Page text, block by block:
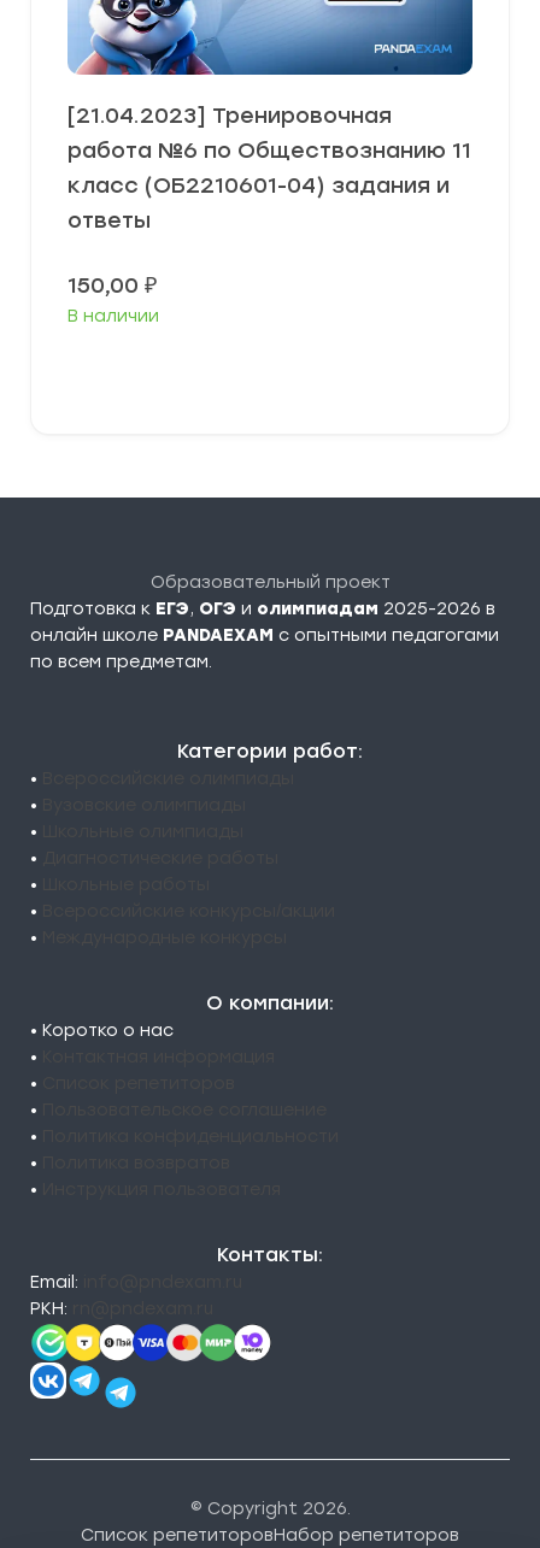
[21.04.2023] Тренировочная
работа №6 по Обществознанию 11
класс (ОБ2210601-04) задания и
ответы
150,00 ₽
В наличии
Образовательный проект
Подготовка к ЕГЭ, ОГЭ и олимпиадам 2025-2026 в
онлайн школе PANDAEXAM c опытными педагогами
по всем предметам.
Категории работ:
•
•
•
•
•
•
•
О компании:
• Коротко о нас
•
•
•
•
•
•
Контакты:
Email:
РКН:
© Copyright 2026.
Список репетиторовНабор репетиторов